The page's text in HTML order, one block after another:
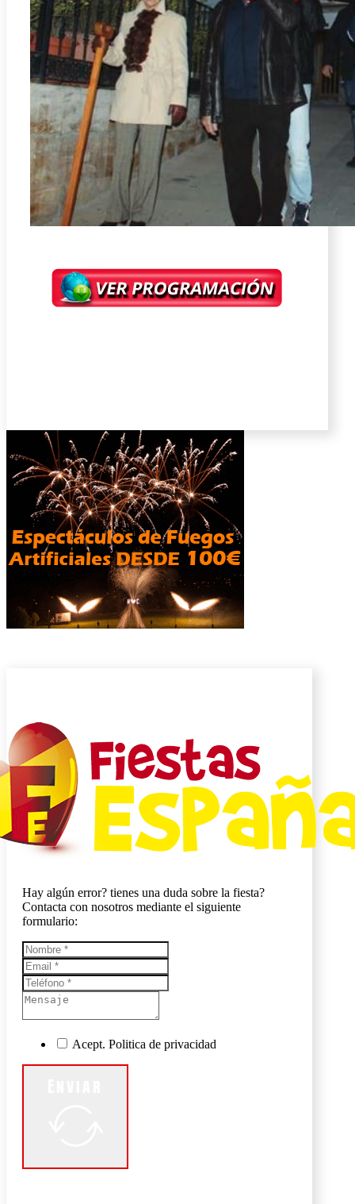
Hay algún error? tienes una duda sobre la fiesta?
Contacta con nosotros mediante el siguiente
formulario:
Acept. Politica de privacidad